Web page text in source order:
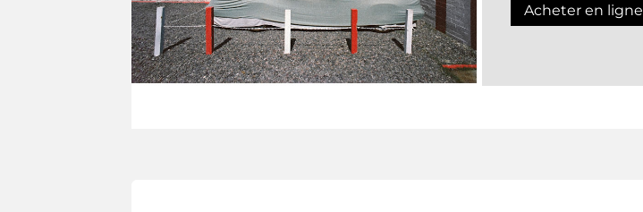
Acheter en ligne